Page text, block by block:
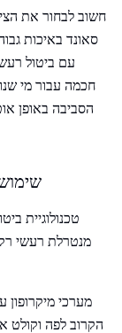
חשוב לבחור את
סאונד באיכות
עם ביטול
חכמה עבור מי
הסביבה באופן
טכנולוגיית
מנטרלת רעשי
מערכי
הקרוב לפה וקולט